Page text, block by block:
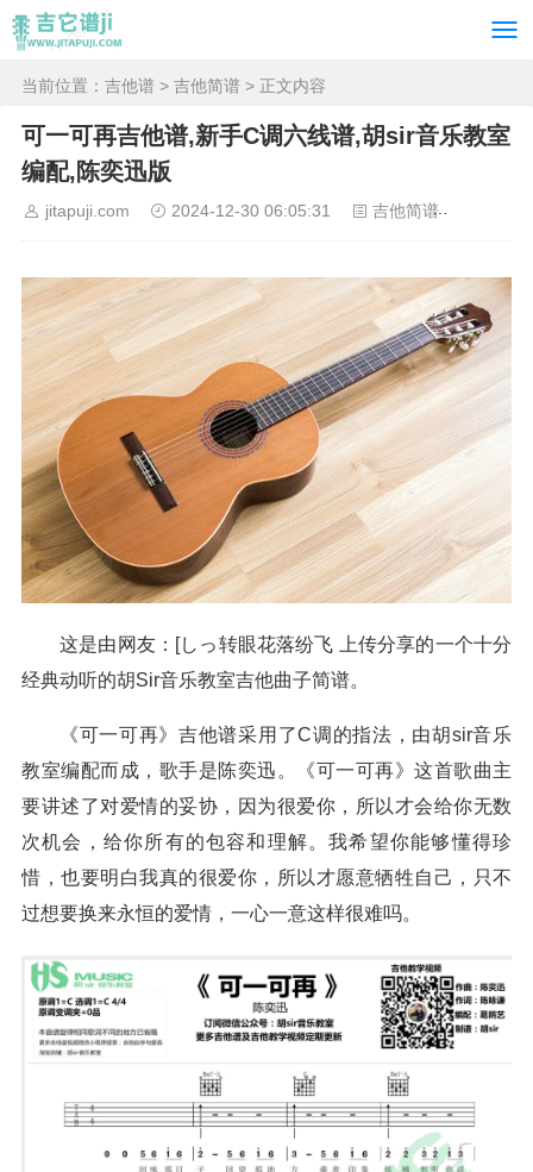
当前位置： 吉他谱 > 吉他简谱 > 正文内容
可一可再吉他谱,新手C调六线谱,胡sir音乐教室
编配,陈奕迅版
jitapuji.com 2024-12-30 06:05:31 吉他简谱
这是由网友：[しっ转眼花落纷飞 上传分享的一个十分
经典动听的胡Sir音乐教室吉他曲子简谱。
《可一可再》吉他谱采用了C调的指法，由胡sir音乐
教室编配而成，歌手是陈奕迅。《可一可再》这首歌曲主
要讲述了对爱情的妥协，因为很爱你，所以才会给你无数
次机会，给你所有的包容和理解。我希望你能够懂得珍
惜，也要明白我真的很爱你，所以才愿意牺牲自己，只不
过想要换来永恒的爱情，一心一意这样很难吗。